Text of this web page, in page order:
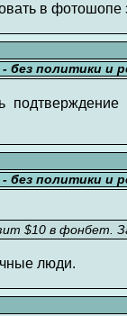
в фотошопе
без политики и
без политики и
$10 в фонбет.
люди.